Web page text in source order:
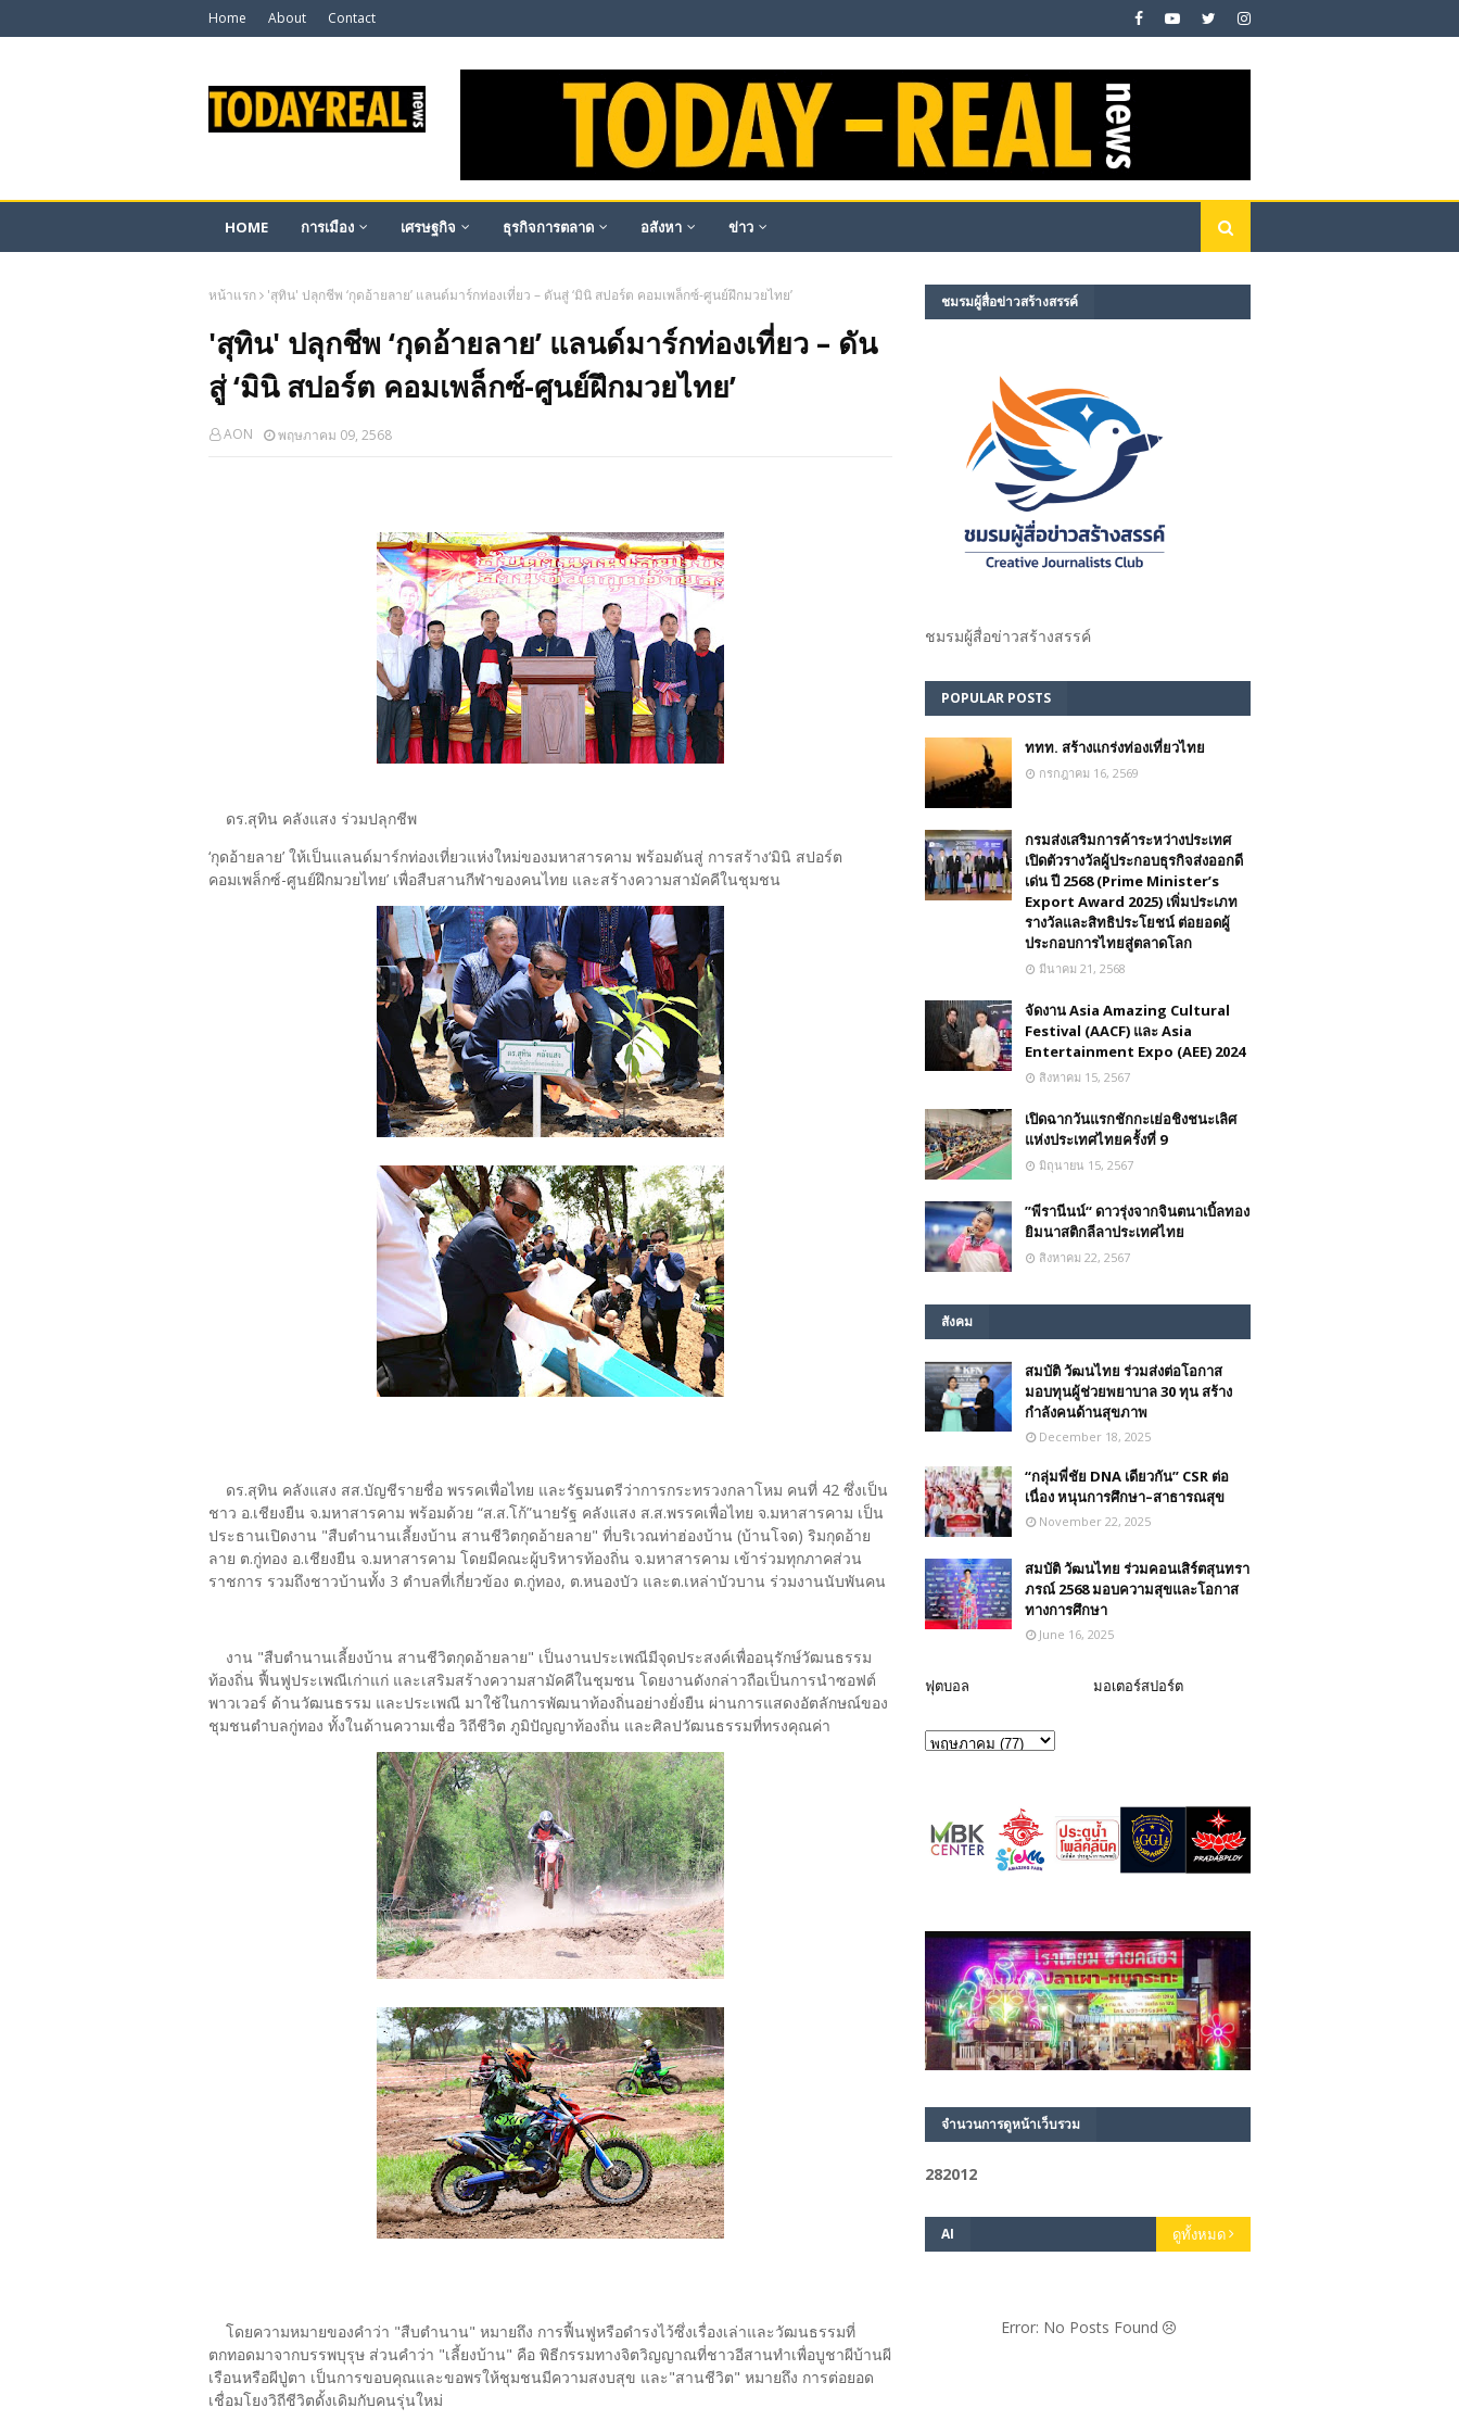
Home About Contact
HOME การเมือง เศรษฐกิจ ธุรกิจการตลาด อสังหา ข่าว
หน้าแรก 'สุทิน' ปลุกชีพ ‘กุดอ้ายลาย’ แลนด์มาร์กท่องเที่ยว – ดันสู่ ‘มินิ สปอร์ต คอมเพล็กซ์-ศูนย์ฝึกมวยไทย’
'สุทิน' ปลุกชีพ ‘กุดอ้ายลาย’ แลนด์มาร์กท่องเที่ยว – ดัน
สู่ ‘มินิ สปอร์ต คอมเพล็กซ์-ศูนย์ฝึกมวยไทย’
AON พฤษภาคม 09, 2568
ดร.สุทิน คลังแสง ร่วมปลุกชีพ
‘กุดอ้ายลาย’ ให้เป็นแลนด์มาร์กท่องเที่ยวแห่งใหม่ของมหาสารคาม พร้อมดันสู่ การสร้าง‘มินิ สปอร์ต
คอมเพล็กซ์-ศูนย์ฝึกมวยไทย’ เพื่อสืบสานกีฬาของคนไทย และสร้างความสามัคคีในชุมชน
ดร.สุทิน คลังแสง สส.บัญชีรายชื่อ พรรคเพื่อไทย และรัฐมนตรีว่าการกระทรวงกลาโหม คนที่ 42 ซึ่งเป็น
ชาว อ.เชียงยืน จ.มหาสารคาม พร้อมด้วย “ส.ส.โก้”นายรัฐ คลังแสง ส.ส.พรรคเพื่อไทย จ.มหาสารคาม เป็น
ประธานเปิดงาน "สืบตำนานเลี้ยงบ้าน สานชีวิตกุดอ้ายลาย" ที่บริเวณท่าฮ่องบ้าน (บ้านโจด) ริมกุดอ้าย
ลาย ต.กู่ทอง อ.เชียงยืน จ.มหาสารคาม โดยมีคณะผู้บริหารท้องถิ่น จ.มหาสารคาม เข้าร่วมทุกภาคส่วน
ราชการ รวมถึงชาวบ้านทั้ง 3 ตำบลที่เกี่ยวข้อง ต.กู่ทอง, ต.หนองบัว และต.เหล่าบัวบาน ร่วมงานนับพันคน
งาน "สืบตำนานเลี้ยงบ้าน สานชีวิตกุดอ้ายลาย" เป็นงานประเพณีมีจุดประสงค์เพื่ออนุรักษ์วัฒนธรรม
ท้องถิ่น ฟื้นฟูประเพณีเก่าแก่ และเสริมสร้างความสามัคคีในชุมชน โดยงานดังกล่าวถือเป็นการนำซอฟต์
พาวเวอร์ ด้านวัฒนธรรม และประเพณี มาใช้ในการพัฒนาท้องถิ่นอย่างยั่งยืน ผ่านการแสดงอัตลักษณ์ของ
ชุมชนตำบลกู่ทอง ทั้งในด้านความเชื่อ วิถีชีวิต ภูมิปัญญาท้องถิ่น และศิลปวัฒนธรรมที่ทรงคุณค่า
โดยความหมายของคำว่า "สืบตำนาน" หมายถึง การฟื้นฟูหรือดำรงไว้ซึ่งเรื่องเล่าและวัฒนธรรมที่
ตกทอดมาจากบรรพบุรุษ ส่วนคำว่า "เลี้ยงบ้าน" คือ พิธีกรรมทางจิตวิญญาณที่ชาวอีสานทำเพื่อบูชาผีบ้านผี
เรือนหรือผีปู่ตา เป็นการขอบคุณและขอพรให้ชุมชนมีความสงบสุข และ"สานชีวิต" หมายถึง การต่อยอด
เชื่อมโยงวิถีชีวิตดั้งเดิมกับคนรุ่นใหม่
ชมรม​ผู้สื่อข่าวสร้างสรรค์​
ชมรม​ผู้สื่อข่าวสร้างสรรค์​
POPULAR POSTS
ททท. สร้างแกร่งท่องเที่ยวไทย
กรกฎาคม 16, 2569
กรมส่งเสริมการค้าระหว่างประเทศ
เปิดตัวรางวัลผู้ประกอบธุรกิจส่งออกดี
เด่น ปี 2568 (Prime Minister’s
Export Award 2025) เพิ่มประเภท
รางวัลและสิทธิประโยชน์ ต่อยอดผู้
ประกอบการไทยสู่ตลาดโลก
มีนาคม 21, 2568
จัดงาน Asia Amazing Cultural
Festival (AACF) และ Asia
Entertainment Expo (AEE) 2024
สิงหาคม 15, 2567
เปิดฉากวันแรกชักกะเย่อชิงชนะเลิศ
แห่งประเทศไทยครั้งที่ 9
มิถุนายน 15, 2567
”พีรานีนน์“​ ดาวรุ่งจากจินตนาเบิ้ลทอง
ยิมนาสติกลีลาประเทศไทย
สิงหาคม 22, 2567
สังคม
สมบัติ วัฒนไทย ร่วมส่งต่อโอกาส
มอบทุนผู้ช่วยพยาบาล 30 ทุน สร้าง
กำลังคนด้านสุขภาพ
December 18, 2025
“กลุ่มพี่ชัย DNA เดียวกัน” CSR ต่อ
เนื่อง หนุนการศึกษา–สาธารณสุข
November 22, 2025
สมบัติ วัฒนไทย ร่วมคอนเสิร์ตสุนทรา
ภรณ์ 2568 มอบความสุขและโอกาส
ทางการศึกษา
June 16, 2025
ฟุตบอล มอเตอร์สปอร์ต
จำนวนการดูหน้าเว็บรวม
282012
AI ดูทั้งหมด
Error: No Posts Found